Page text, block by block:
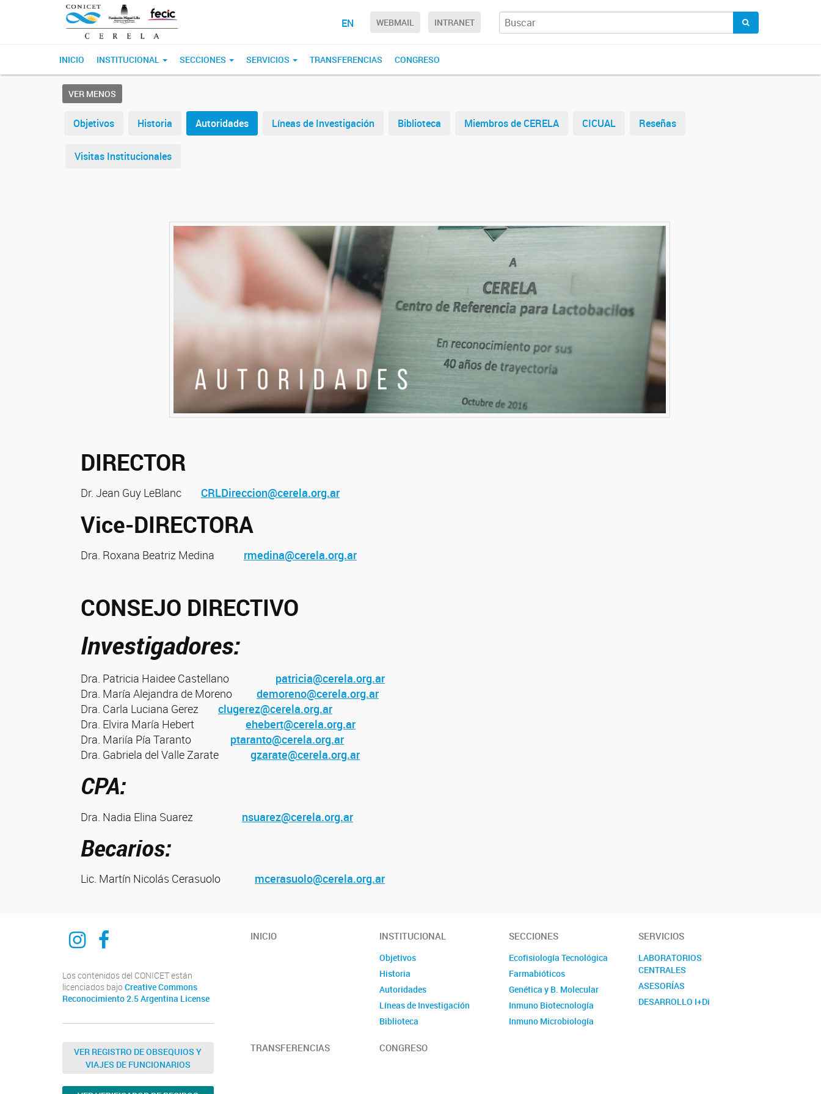
EN WEBMAIL INTRANET
INICIO INSTITUCIONAL SECCIONES SERVICIOS TRANSFERENCIAS CONGRESO
VER MENOS
Objetivos Historia Autoridades Líneas de Investigación Biblioteca Miembros de CERELA CICUAL Reseñas
Visitas Institucionales
DIRECTOR
Dr. Jean Guy LeBlanc CRLDireccion@cerela.org.ar
Vice-DIRECTORA
Dra. Roxana Beatriz Medina rmedina@cerela.org.ar
CONSEJO DIRECTIVO
Investigadores:
Dra. Patricia Haidee Castellano patricia@cerela.org.ar
Dra. María Alejandra de Moreno demoreno@cerela.org.ar
Dra. Carla Luciana Gerez clugerez@cerela.org.ar
Dra. Elvira María Hebert ehebert@cerela.org.ar
Dra. Mariía Pía Taranto ptaranto@cerela.org.ar
Dra. Gabriela del Valle Zarate gzarate@cerela.org.ar
CPA:
Dra. Nadia Elina Suarez nsuarez@cerela.org.ar
Becarios:
Lic. Martín Nicolás Cerasuolo mcerasuolo@cerela.org.ar
Instagram
Facebook
Los contenidos del CONICET están
licenciados bajo Creative Commons
Reconocimiento 2.5 Argentina License
VER REGISTRO DE OBSEQUIOS Y
VIAJES DE FUNCIONARIOS
INICIO INSTITUCIONAL
Objetivos
Historia
Autoridades
Líneas de Investigación
Biblioteca
CICUAL
SECCIONES
Ecofisiología Tecnológica
Farmabióticos
Genética y B. Molecular
Inmuno Biotecnología
Inmuno Microbiología
SERVICIOS
LABORATORIOS
CENTRALES
ASESORÍAS
DESARROLLO I+Di
TRANSFERENCIAS CONGRESO